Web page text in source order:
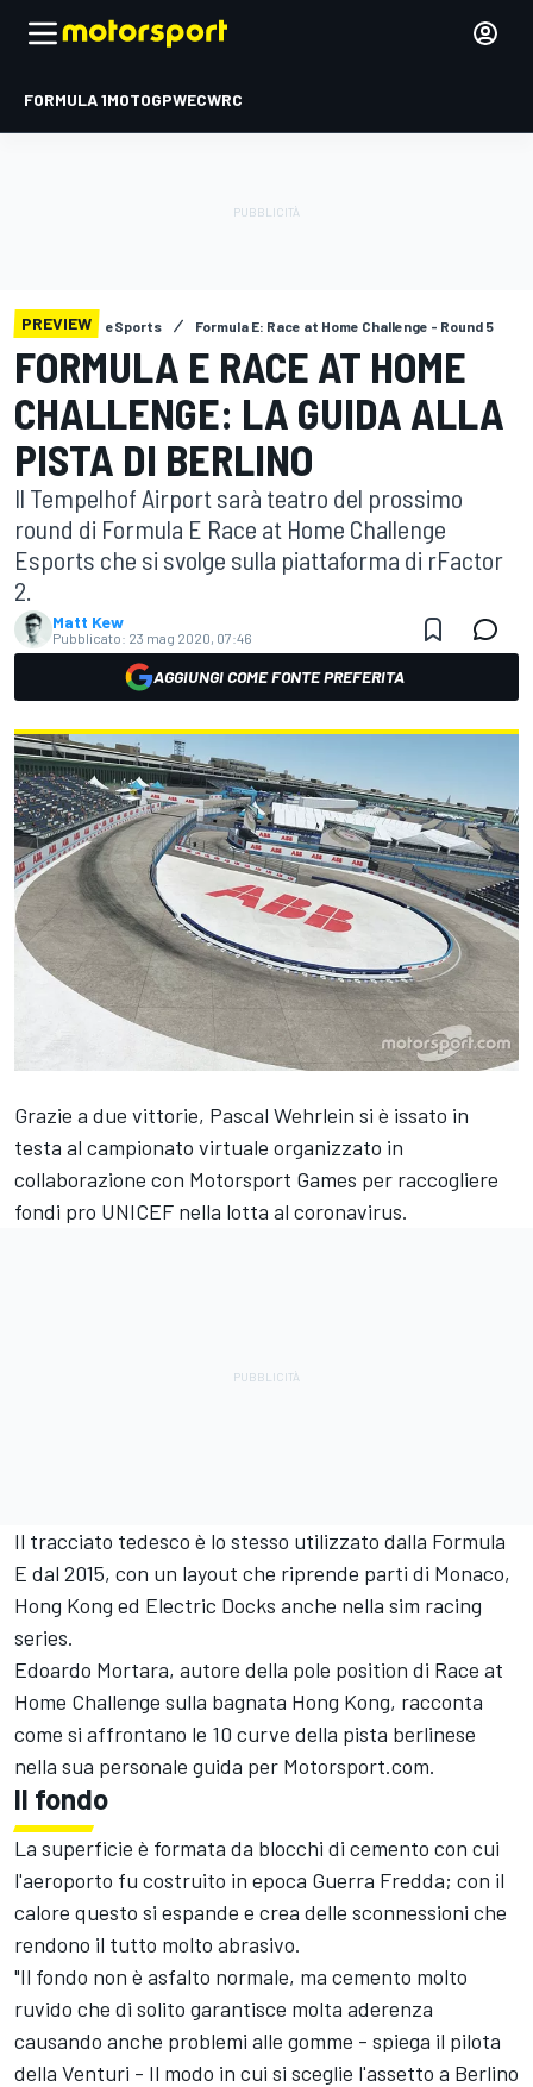
FORMULA 1MOTOGPWECWRC
PREVIEW eSports Formula E: Race at Home Challenge - Round 5
FORMULA E RACE AT HOME
CHALLENGE: LA GUIDA ALLA
PISTA DI BERLINO
Il Tempelhof Airport sarà teatro del prossimo
round di Formula E Race at Home Challenge
Esports che si svolge sulla piattaforma di rFactor
2.
Matt Kew
Pubblicato: 23 mag 2020, 07:46
AGGIUNGI COME FONTE PREFERITA
Grazie a due vittorie, Pascal Wehrlein si è issato in
testa al campionato virtuale organizzato in
collaborazione con Motorsport Games per raccogliere
fondi pro UNICEF nella lotta al coronavirus.
Il tracciato tedesco è lo stesso utilizzato dalla Formula
E dal 2015, con un layout che riprende parti di Monaco,
Hong Kong ed Electric Docks anche nella sim racing
series.
Edoardo Mortara, autore della pole position di Race at
Home Challenge sulla bagnata Hong Kong, racconta
come si affrontano le 10 curve della pista berlinese
nella sua personale guida per Motorsport.com.
Il fondo
La superficie è formata da blocchi di cemento con cui
l'aeroporto fu costruito in epoca Guerra Fredda; con il
calore questo si espande e crea delle sconnessioni che
rendono il tutto molto abrasivo.
"Il fondo non è asfalto normale, ma cemento molto
ruvido che di solito garantisce molta aderenza
causando anche problemi alle gomme - spiega il pilota
della Venturi - Il modo in cui si sceglie l'assetto a Berlino